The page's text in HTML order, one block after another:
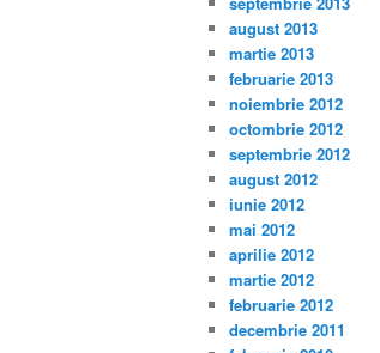
august 2013
martie 2013
februarie 2013
noiembrie 2012
octombrie 2012
septembrie 2012
august 2012
iunie 2012
mai 2012
aprilie 2012
martie 2012
februarie 2012
decembrie 2011